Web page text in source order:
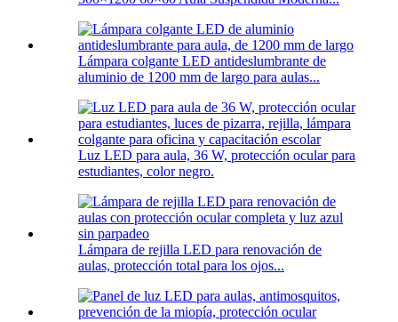
Lámpara colgante LED antideslumbrante de
aluminio de 1200 mm de largo para aulas...
Luz LED para aula, 36 W, protección ocular para
estudiantes, color negro.
Lámpara de rejilla LED para renovación de
aulas, protección total para los ojos...